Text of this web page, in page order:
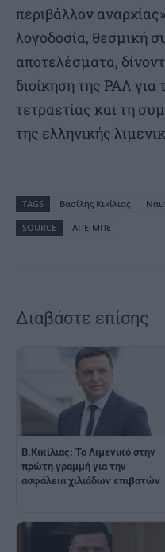
περιβάλλον
λογοδοσία, θεσμική
αποτελέσματα,
διοίκηση της ΡΑΛ για
τετραετίας και τη
της ελληνικής
TAGS Βασίλης Κικίλιας
SOURCE
ΑΠΕ-ΜΠΕ
Διαβάστε επίσης
Β.Κικίλιας: Το Λιμενικό στην
πρώτη γραμμή για την
ασφάλεια χιλιάδων επιβατών